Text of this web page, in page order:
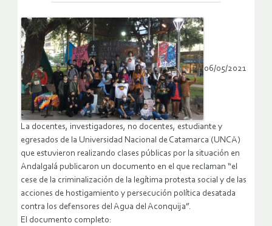
06/05/2021
La docentes, investigadores, no docentes, estudiante y
egresados de la Universidad Nacional de Catamarca (UNCA)
que estuvieron realizando clases públicas por la situación en
Andalgalá publicaron un documento en el que reclaman “el
cese de la criminalización de la legítima protesta social y de las
acciones de hostigamiento y persecución política desatada
contra los defensores del Agua del Aconquija”.
El documento completo: